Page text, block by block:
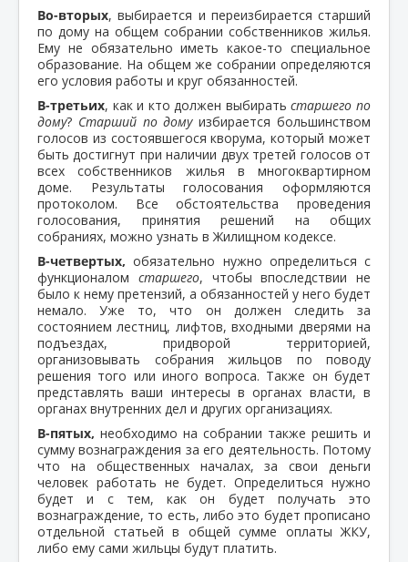
Во-вторых, выбирается и переизбирается старший
по дому на общем собрании собственников жилья.
Ему не обязательно иметь какое-то специальное
образование. На общем же собрании определяются
его условия работы и круг обязанностей.
В-третьих, как и кто должен выбиратьстаршего по
дому? Старший по домуизбирается большинством
голосов из состоявшегося кворума, который может
быть достигнут при наличии двух третей голосов от
всех собственников жилья в многоквартирном
доме. Результаты голосования оформляются
протоколом. Все обстоятельства проведения
голосования, принятия решений на общих
собраниях, можно узнать в Жилищном кодексе.
В-четвертых, обязательно нужно определиться с
функционалом старшего, чтобы впоследствии не
было к нему претензий, а обязанностей у него будет
немало. Уже то, что он должен следить за
состоянием лестниц, лифтов, входными дверями на
подъездах, придворой территорией,
организовывать собрания жильцов по поводу
решения того или иного вопроса. Также он будет
представлять ваши интересы в органах власти, в
органах внутренних дел и других организациях.
В-пятых, необходимо на собрании также решить и
сумму вознаграждения за его деятельность. Потому
что на общественных началах, за свои деньги
человек работать не будет. Определиться нужно
будет и с тем, как он будет получать это
вознаграждение, то есть, либо это будет прописано
отдельной статьей в общей сумме оплаты ЖКУ,
либо ему сами жильцы будут платить.